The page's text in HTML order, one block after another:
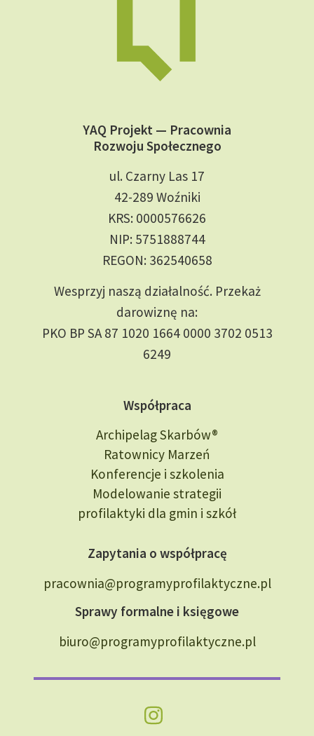
YAQ Projekt — Pracownia
Rozwoju Społecznego
ul. Czarny Las 17
42-289 Woźniki
KRS: 0000576626
NIP: 5751888744
REGON: 362540658
Wesprzyj naszą działalność. Przekaż
darowiznę na:
PKO BP SA 87 1020 1664 0000 3702 0513
6249
Współpraca
Archipelag Skarbów®
Ratownicy Marzeń
Konferencje i szkolenia
Modelowanie strategii
profilaktyki dla gmin i szkół
Zapytania o współpracę
pracownia@programyprofilaktyczne.pl
Sprawy formalne i księgowe
biuro@programyprofilaktyczne.pl